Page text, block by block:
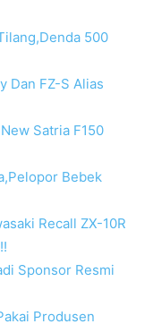
500
Dan FZ-S Alias
Satria F150
Bebek
Recall ZX-10R
Sponsor Resmi
Produsen